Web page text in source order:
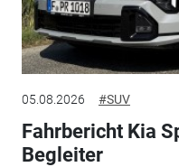
05.08.2026 #SUV
Fahrbericht Kia
Begleiter